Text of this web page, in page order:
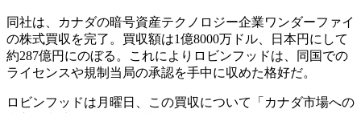
同社は、カナダの暗号資産テクノロジー企業ワンダーファイ
の株式買収を完了。買収額は1億8000万ドル、日本円にして
約287億円にのぼる。これによりロビンフッドは、同国での
ライセンスや規制当局の承認を手中に収めた格好だ。
ロビンフッドは月曜日、この買収について「カナダ市場への